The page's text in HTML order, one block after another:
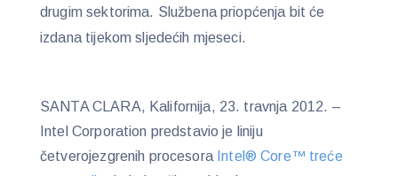
drugim sektorima. Službena priopćenja bit će
izdana tijekom sljedećih mjeseci.
SANTA CLARA, Kalifornija, 23. travnja 2012. –
Intel Corporation predstavio je liniju
četverojezgrenih procesora Intel® Core™ treće